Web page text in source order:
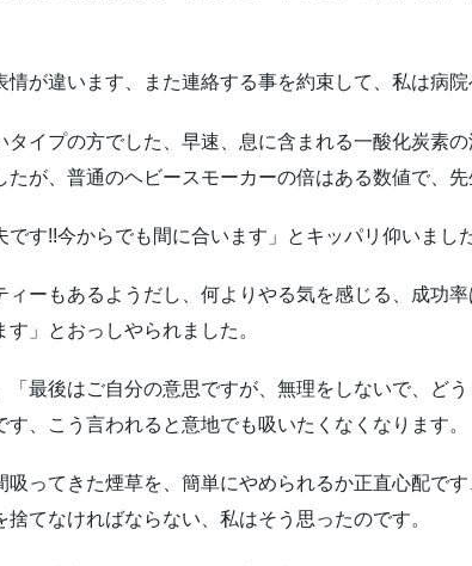
情が違います、また連絡する事を約束して、私は病院
タイプの方でした、早速、息に含まれる一酸化炭素
たが、普通のヘビースモーカーの倍はある数値で、先
です!!今からでも間に合います」とキッパリ仰いました
ィーもあるようだし、何よりやる気を感じる、成功
」とおっしやられました。
「最後はご自分の意思ですが、無理をしないで、ど
す、こう言われると意地でも吸いたくなくなります。
吸ってきた煙草を、簡単にやめられるか正直心配で
捨てなければならない、私はそう思ったのです。